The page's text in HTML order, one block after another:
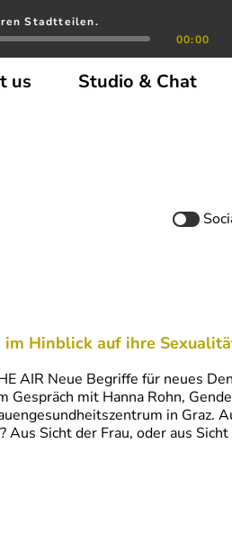
Stadtteilen.
00:00
us Studio & Chat
Hinblick auf ihre
AIR Neue Begriffe für neues
mit Hanna Rohn,
in Graz.
Sicht der Frau, oder aus